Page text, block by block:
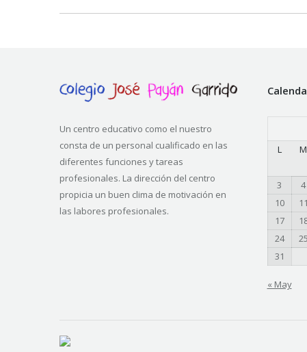
Un centro educativo como el nuestro
consta de un personal cualificado en las
diferentes funciones y tareas
profesionales. La dirección del centro
propicia un buen clima de motivación en
las labores profesionales.
L
M
3
4
10
11
17
24
25
31
« May